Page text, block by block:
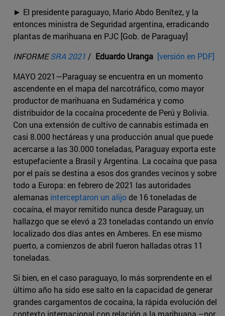
► El presidente paraguayo, Mario Abdo Benítez, y la
entonces ministra de Seguridad argentina, erradicando
plantas de marihuana en PJC [Gob. de Paraguay]
INFORMESRA 2021 / Eduardo Uranga [versión en PDF]
MAYO 2021—Paraguay se encuentra en un momento
ascendente en el mapa del narcotráfico, como mayor
productor de marihuana en Sudamérica y como
distribuidor de la cocaína procedente de Perú y Bolivia.
Con una extensión de cultivo de cannabis estimada en
casi 8.000 hectáreas y una producción anual que puede
acercarse a las 30.000 toneladas, Paraguay exporta este
estupefaciente a Brasil y Argentina. La cocaína que pasa
por el país se destina a esos dos grandes vecinos y sobre
todo a Europa: en febrero de 2021 las autoridades
alemanas interceptaron un alijode 16 toneladas de
cocaína, el mayor remitido nunca desde Paraguay, un
hallazgo que se elevó a 23 toneladas contando un envío
localizado dos días antes en Amberes. En ese mismo
puerto, a comienzos de abril fueron halladas otras 11
toneladas.
Si bien, en el caso paraguayo, lo más sorprendente en el
último año ha sido ese salto en la capacidad de generar
grandes cargamentos de cocaína, la rápida evolución del
contexto internacional con relación a la marihuana –por